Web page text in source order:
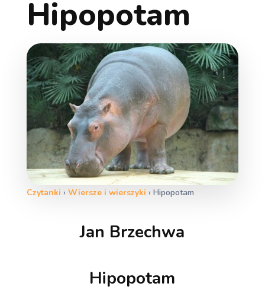
Hipopotam
Czytanki › Wiersze i wierszyki › Hipopotam
Jan Brzechwa
Hipopotam